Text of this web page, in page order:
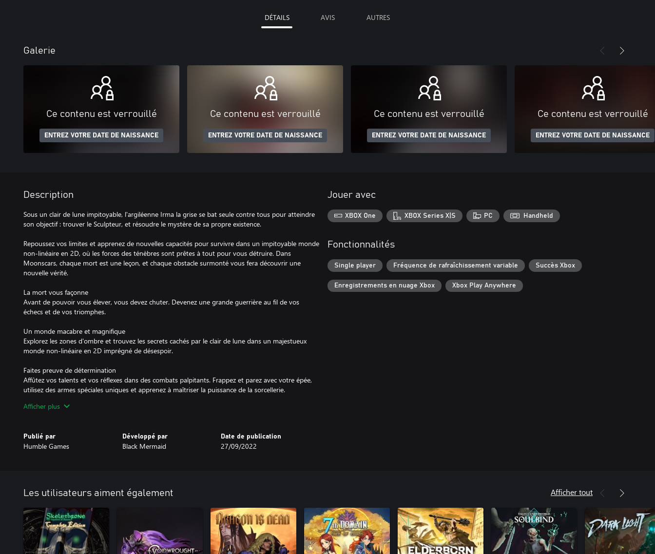
DÉTAILS AVIS AUTRES
Galerie
Ce contenu est verrouillé
ENTREZ VOTRE DATE DE NAISSANCE
Ce contenu est verrouillé
ENTREZ VOTRE DATE DE NAISSANCE
Ce contenu est verrouillé
ENTREZ VOTRE DATE DE NAISSANCE
Ce contenu est verrouillé
ENTREZ VOTRE DATE DE NAISSANCE
Description
Sous un clair de lune impitoyable, l'argiléenne Irma la grise se bat seule contre tous pour atteindre
son objectif : trouver le Sculpteur, et résoudre le mystère de sa propre existence.
Repoussez vos limites et apprenez de nouvelles capacités pour survivre dans un impitoyable monde
non-linéaire en 2D, où les forces des ténèbres sont prêtes à tout pour vous détruire. Dans
Moonscars, chaque mort est une leçon, et chaque obstacle surmonté vous fera découvrir une
nouvelle vérité.
La mort vous façonne
Avant de pouvoir vous élever, vous devez chuter. Devenez une grande guerrière au fil de vos
échecs et de vos triomphes.
Un monde macabre et magnifique
Explorez les zones d'ombre et trouvez les secrets cachés par le clair de lune dans un majestueux
monde non-linéaire en 2D imprégné de désespoir.
Faites preuve de détermination
Affûtez vos talents et vos réflexes dans des combats palpitants. Frappez et parez avec votre épée,
utilisez des armes spéciales uniques et apprenez à maîtriser la puissance de la sorcellerie.
La Lune a faim
Argile, sang et ichor
—---Un monde imprégné de désespoir—---
Afficher plus
Publié par
Humble Games
Développé par
Black Mermaid
Date de publication
27/09/2022
Jouer avec
XBOX One XBOX Series X|S PC Handheld
Fonctionnalités
Single player Fréquence de rafraîchissement variable Succès Xbox
Enregistrements en nuage Xbox Xbox Play Anywhere
Les utilisateurs aiment également Afficher tout